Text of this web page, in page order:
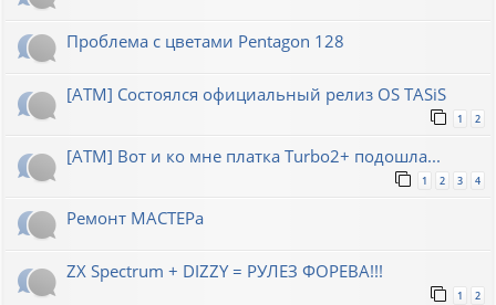
Проблема с цветами Pentagon 128
[ATM] Состоялся официальный релиз OS TASiS
1 2
[ATM] Вот и ко мне платка Turbo2+ подошла...
1 2 3 4
Ремонт МАСТЕРа
ZX Spectrum + DIZZY = РУЛЕЗ ФОРЕВА!!!
1 2